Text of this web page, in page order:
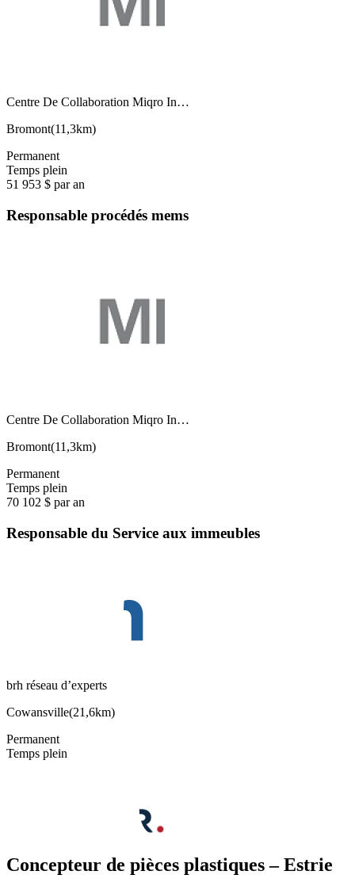
Centre De Collaboration Miqro In…
Bromont(11,3km)
Permanent
Temps plein
51 953 $ par an
Responsable procédés mems
Centre De Collaboration Miqro In…
Bromont(11,3km)
Permanent
Temps plein
70 102 $ par an
Responsable du Service aux immeubles
brh réseau d’experts
Cowansville(21,6km)
Permanent
Temps plein
Concepteur de pièces plastiques – Estrie